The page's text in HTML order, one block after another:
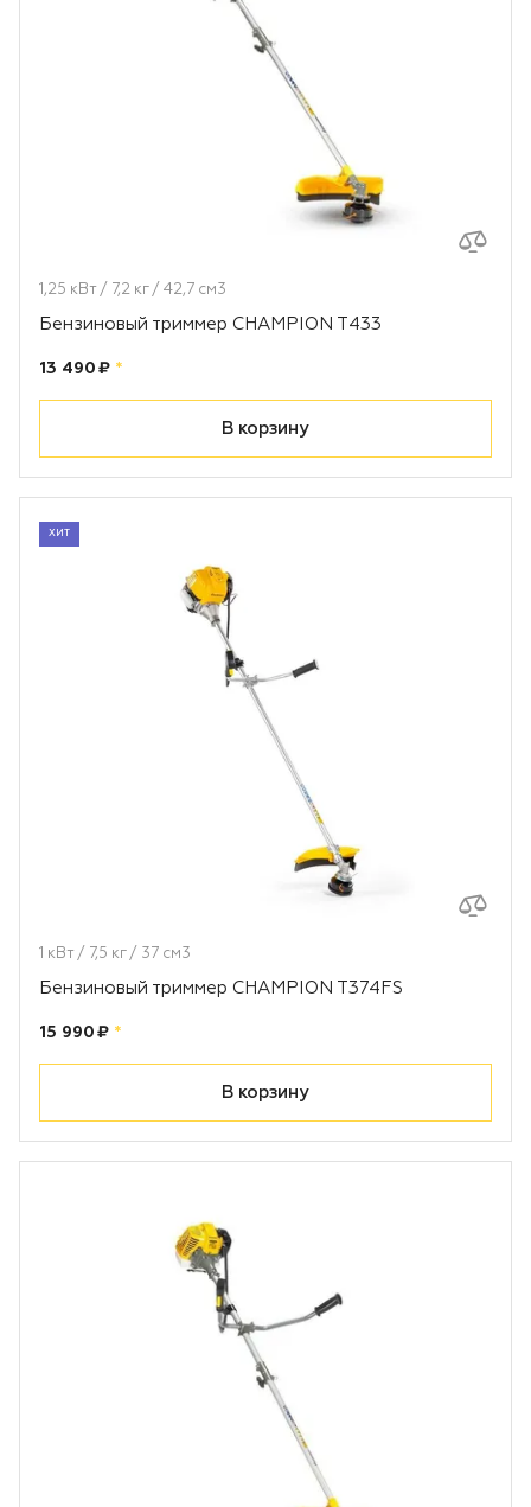
1,25 кВт / 7,2 кг / 42,7 см3
Бензиновый триммер CHAMPION T433
Цена:
13 490 ₽ рублей
*
В корзину
ХИТ
1 кВт / 7,5 кг / 37 см3
Бензиновый триммер CHAMPION T374FS
Цена:
15 990 ₽ рублей
*
В корзину